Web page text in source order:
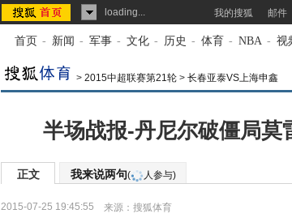
loading... 我的搜狐 邮件
首页 - 新闻 - 军事 - 文化 - 历史 - 体育 - NBA - 视
> 2015中超联赛第21轮 > 长春亚泰VS上海申鑫
半场战报-丹尼尔破僵局莫
正文 我来说两句( 人参与)
2015-07-25 19:45:55 来源： 搜狐体育